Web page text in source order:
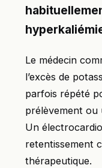
Le médecin
l’excès de
parfois répété
prélèvement ou
Un
retentissement
thérapeutique.